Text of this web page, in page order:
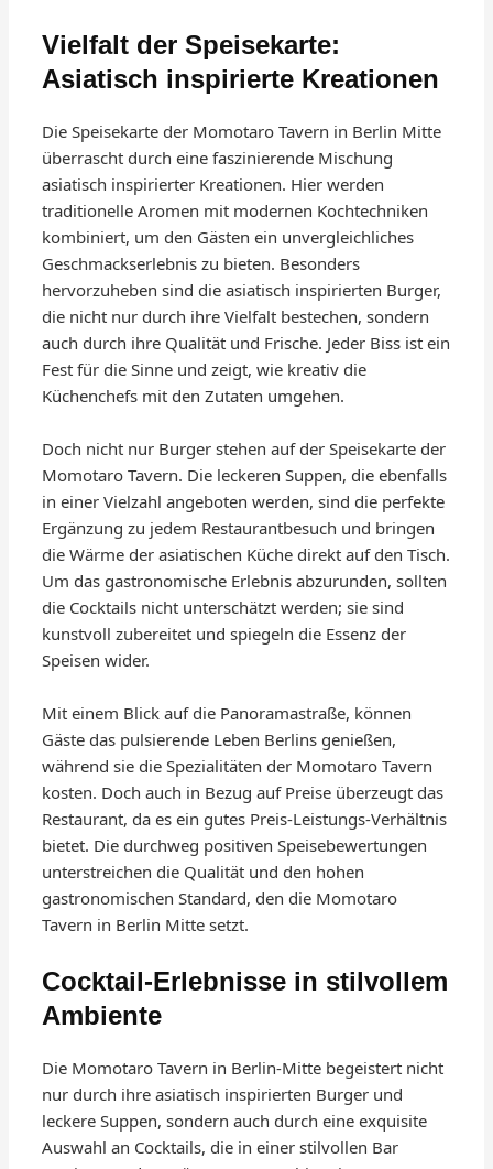
Vielfalt der Speisekarte:
Asiatisch inspirierte Kreationen
Die Speisekarte der Momotaro Tavern in Berlin Mitte
überrascht durch eine faszinierende Mischung
asiatisch inspirierter Kreationen. Hier werden
traditionelle Aromen mit modernen Kochtechniken
kombiniert, um den Gästen ein unvergleichliches
Geschmackserlebnis zu bieten. Besonders
hervorzuheben sind die asiatisch inspirierten Burger,
die nicht nur durch ihre Vielfalt bestechen, sondern
auch durch ihre Qualität und Frische. Jeder Biss ist ein
Fest für die Sinne und zeigt, wie kreativ die
Küchenchefs mit den Zutaten umgehen.
Doch nicht nur Burger stehen auf der Speisekarte der
Momotaro Tavern. Die leckeren Suppen, die ebenfalls
in einer Vielzahl angeboten werden, sind die perfekte
Ergänzung zu jedem Restaurantbesuch und bringen
die Wärme der asiatischen Küche direkt auf den Tisch.
Um das gastronomische Erlebnis abzurunden, sollten
die Cocktails nicht unterschätzt werden; sie sind
kunstvoll zubereitet und spiegeln die Essenz der
Speisen wider.
Mit einem Blick auf die Panoramastraße, können
Gäste das pulsierende Leben Berlins genießen,
während sie die Spezialitäten der Momotaro Tavern
kosten. Doch auch in Bezug auf Preise überzeugt das
Restaurant, da es ein gutes Preis-Leistungs-Verhältnis
bietet. Die durchweg positiven Speisebewertungen
unterstreichen die Qualität und den hohen
gastronomischen Standard, den die Momotaro
Tavern in Berlin Mitte setzt.
Cocktail-Erlebnisse in stilvollem
Ambiente
Die Momotaro Tavern in Berlin-Mitte begeistert nicht
nur durch ihre asiatisch inspirierten Burger und
leckere Suppen, sondern auch durch eine exquisite
Auswahl an Cocktails, die in einer stilvollen Bar